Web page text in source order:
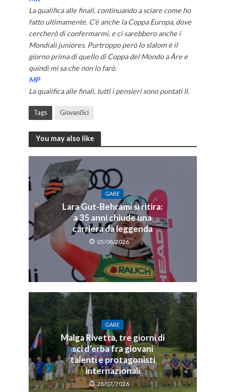
La qualifica alle finali, continuando a sciare come ho
fatto ultimamente. C’è anche la Coppa Europa, dove
cercherò di confermarmi, e ci sarebbero anche i
Mondiali juniores. Purtroppo però lo slalom è il
giorno prima di quello di Coppa del Mondo a Åre e
quindi mi sa che non lo farò.
MP
La qualifica alle finali, tutti i pensieri sono puntati lì.
Tags GiovaniSci
You may also like
GARE
Lara Gut-Behrami si ritira:
a 35 anni chiude una
carriera da leggenda
05/08/2026
GARE
Malga Rivetta, tre giorni di
sci d’erba fra giovani
talenti e protagonisti
internazionali
28/07/2026